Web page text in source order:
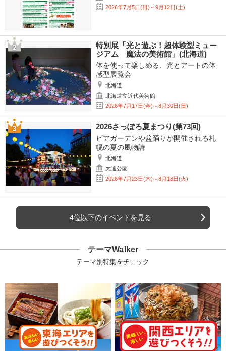
2026年7月5日(日)～9月12日(土)
特別展「光と遊ぶ！超体験型ミュー
ジアム 魔法の美術館」(北海道)
体を使って楽しめる、光とアートの体
感型展覧会
北海道
北海道立近代美術館
2026年7月17日(金)～8月30日(日)
2026さっぽろ夏まつり(第73回)
ビアガーデンや盆踊りが開催される札
幌の夏の風物詩
北海道
大通公園
2026年7月23日(木)～8月18日(火)
4位以下のイベントを見る
テーマWalker
テーマ別特集をチェック